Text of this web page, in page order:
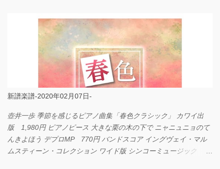
新譜楽譜-2020年02月07日-
壺井一歩 季節を感じるピアノ曲集「春色クラシック」 カワイ出
版 1,980円 ピアノピース 大きな栗の木の下で ニャニュニョのて
んきよほう デプロMP 770円 バンドスコア イングヴェイ・マル
ムスティーン・コレクション ワイド版 シンコーミュージック